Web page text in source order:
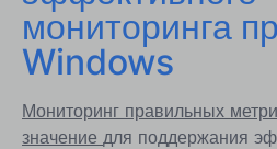
мониторинга
Windows
Мониторинг правильных
значение для поддержания